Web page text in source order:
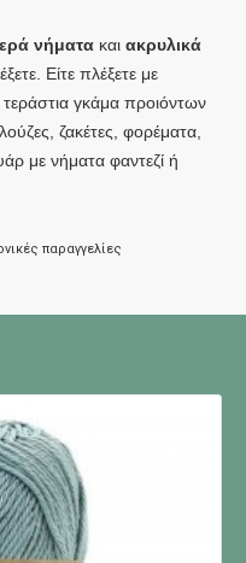
νήματα και ακρυλικά
Είτε πλέξετε με
γκάμα προιόντων
ζακέτες, φορέματα,
με νήματα φαντεζί ή
παραγγελίες